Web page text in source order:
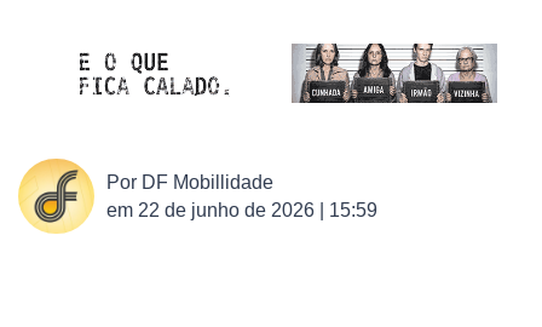
Por DF Mobillidade
em 22 de junho de 2026 | 15:59